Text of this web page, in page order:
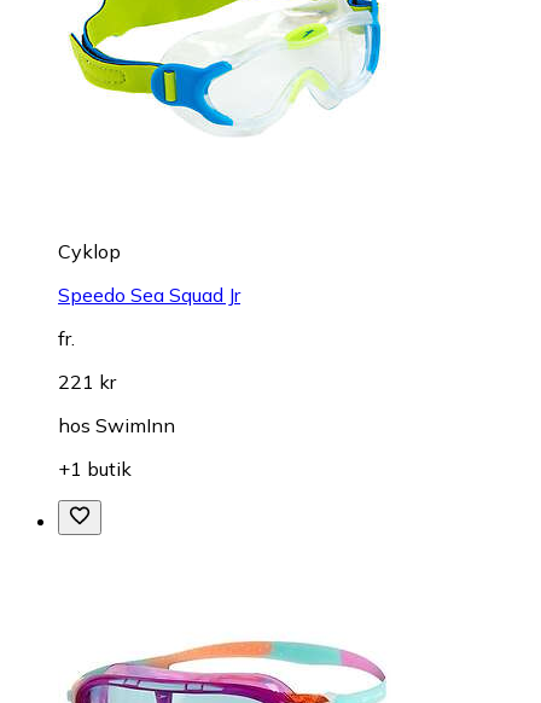
Cyklop
Speedo Sea Squad Jr
fr.
221 kr
hos SwimInn
+1 butik